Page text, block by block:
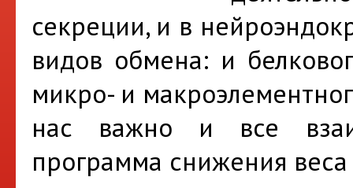
секреции, и в
видов обмена: и
микро- и
нас важно и все
программа снижения